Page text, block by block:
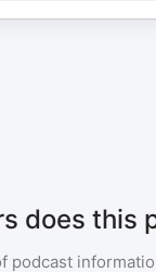
does this
podcast